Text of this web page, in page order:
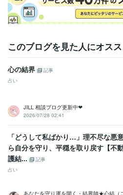
このブログを見た人にオス
心の結界
記事
占い
JILL 相談ブログ更新中❤︎
2026/07/28 02:41
「どうして私ばかり…」理不尽な悪
ら自分を守り、平穏を取り戻す【不
護結...
記事
占い
あなたを守り運を開く・結界師★心結（